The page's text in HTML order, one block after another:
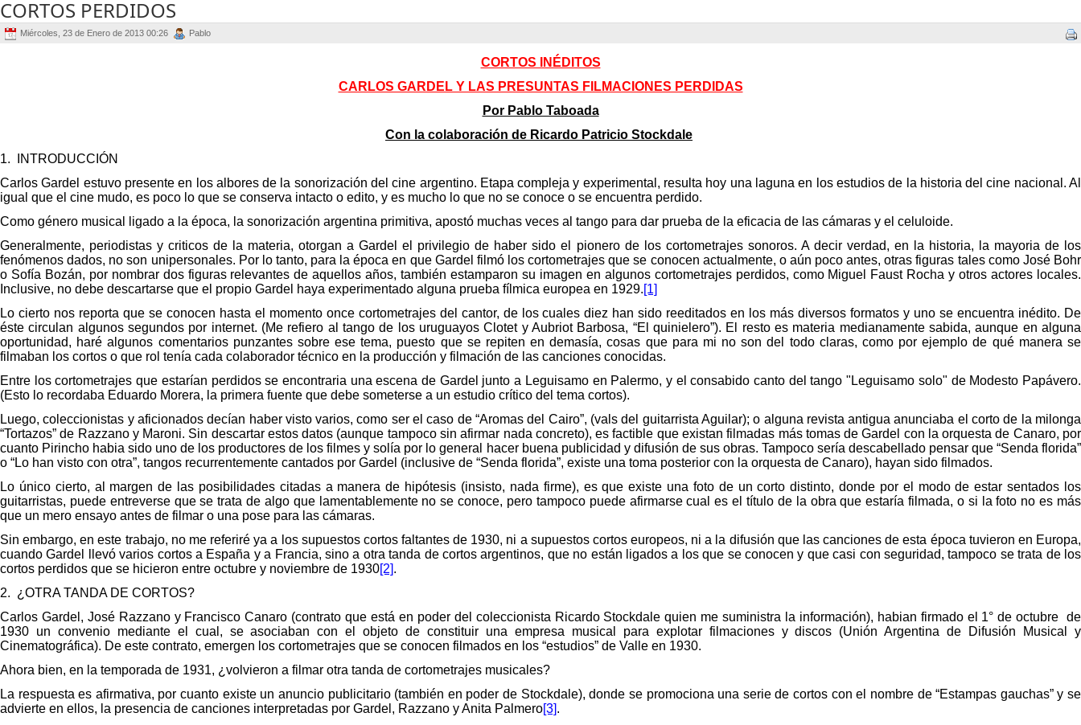
CORTOS PERDIDOS
Miércoles, 23 de Enero de 2013 00:26 Pablo
CORTOS INÉDITOS
CARLOS GARDEL Y LAS PRESUNTAS FILMACIONES PERDIDAS
Por Pablo Taboada
Con la colaboración de Ricardo Patricio Stockdale
1.
INTRODUCCIÓN
Carlos Gardel estuvo presente en los albores de la sonorización del cine argentino. Etapa compleja y experimental, resulta hoy una laguna en los estudios de la historia del cine nacional. Al
igual que el cine mudo, es poco lo que se conserva intacto o edito, y es mucho lo que no se conoce o se encuentra perdido.
Como género musical ligado a la época, la sonorización argentina primitiva, apostó muchas veces al tango para dar prueba de la eficacia de las cámaras y el celuloide.
Generalmente, periodistas y criticos de la materia, otorgan a Gardel el privilegio de haber sido el pionero de los cortometrajes sonoros. A decir verdad, en la historia, la mayoria de los
fenómenos dados, no son unipersonales. Por lo tanto, para la época en que Gardel filmó los cortometrajes que se conocen actualmente, o aún poco antes, otras figuras tales como José Bohr
o Sofía Bozán, por nombrar dos figuras relevantes de aquellos años, también estamparon su imagen en algunos cortometrajes perdidos, como Miguel Faust Rocha y otros actores locales.
Inclusive, no debe descartarse que el propio Gardel haya experimentado alguna prueba fílmica europea en 1929.[1]
Lo cierto nos reporta que se conocen hasta el momento once cortometrajes del cantor, de los cuales diez han sido reeditados en los más diversos formatos y uno se encuentra inédito. De
éste circulan algunos segundos por internet. (Me refiero al tango de los uruguayos Clotet y Aubriot Barbosa, “El quinielero”). El resto es materia medianamente sabida, aunque en alguna
oportunidad, haré algunos comentarios punzantes sobre ese tema, puesto que se repiten en demasía, cosas que para mi no son del todo claras, como por ejemplo de qué manera se
filmaban los cortos o que rol tenía cada colaborador técnico en la producción y filmación de las canciones conocidas.
Entre los cortometrajes que estarían perdidos se encontraria una escena de Gardel junto a Leguisamo en Palermo, y el consabido canto del tango "Leguisamo solo" de Modesto Papávero.
(Esto lo recordaba Eduardo Morera, la primera fuente que debe someterse a un estudio crítico del tema cortos).
Luego, coleccionistas y aficionados decían haber visto varios, como ser el caso de “Aromas del Cairo”, (vals del guitarrista Aguilar); o alguna revista antigua anunciaba el corto de la milonga
“Tortazos” de Razzano y Maroni. Sin descartar estos datos (aunque tampoco sin afirmar nada concreto), es factible que existan filmadas más tomas de Gardel con la orquesta de Canaro, por
cuanto Pirincho habia sido uno de los productores de los filmes y solía por lo general hacer buena publicidad y difusión de sus obras. Tampoco sería descabellado pensar que “Senda florida”
o “Lo han visto con otra”, tangos recurrentemente cantados por Gardel (inclusive de “Senda florida”, existe una toma posterior con la orquesta de Canaro), hayan sido filmados.
Lo único cierto, al margen de las posibilidades citadas a manera de hipótesis (insisto, nada firme), es que existe una foto de un corto distinto, donde por el modo de estar sentados los
guitarristas, puede entreverse que se trata de algo que lamentablemente no se conoce, pero tampoco puede afirmarse cual es el título de la obra que estaría filmada, o si la foto no es más
que un mero ensayo antes de filmar o una pose para las cámaras.
Sin embargo, en este trabajo, no me referiré ya a los supuestos cortos faltantes de 1930, ni a supuestos cortos europeos, ni a la difusión que las canciones de esta época tuvieron en Europa,
cuando Gardel llevó varios cortos a España y a Francia, sino a otra tanda de cortos argentinos, que no están ligados a los que se conocen y que casi con seguridad, tampoco se trata de los
cortos perdidos que se hicieron entre octubre y noviembre de 1930[2].
2. ¿OTRA TANDA DE CORTOS?
Carlos Gardel, José Razzano y Francisco Canaro (contrato que está en poder del coleccionista Ricardo Stockdale quien me suministra la información), habian firmado el 1° de octubre de
1930 un convenio mediante el cual, se asociaban con el objeto de constituir una empresa musical para explotar filmaciones y discos (Unión Argentina de Difusión Musical y
Cinematográfica). De este contrato, emergen los cortometrajes que se conocen filmados en los “estudios” de Valle en 1930.
Ahora bien, en la temporada de 1931, ¿volvieron a filmar otra tanda de cortometrajes musicales?
La respuesta es afirmativa, por cuanto existe un anuncio publicitario (también en poder de Stockdale), donde se promociona una serie de cortos con el nombre de “Estampas gauchas” y se
advierte en ellos, la presencia de canciones interpretadas por Gardel, Razzano y Anita Palmero[3].